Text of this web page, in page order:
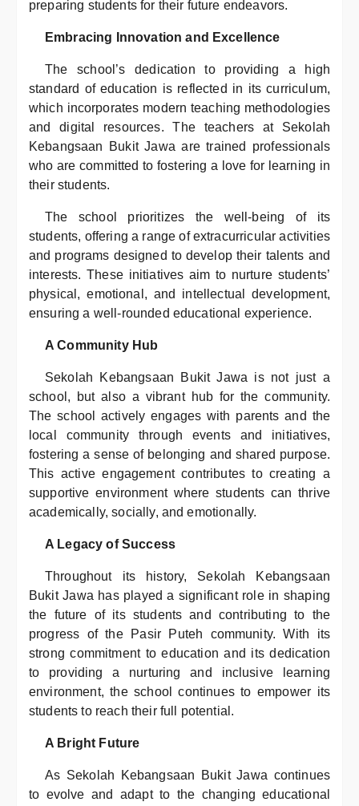
preparing students for their future endeavors.
Embracing Innovation and Excellence
The school’s dedication to providing a high
standard of education is reflected in its curriculum,
which incorporates modern teaching methodologies
and digital resources. The teachers at Sekolah
Kebangsaan Bukit Jawa are trained professionals
who are committed to fostering a love for learning in
their students.
The school prioritizes the well-being of its
students, offering a range of extracurricular activities
and programs designed to develop their talents and
interests. These initiatives aim to nurture students’
physical, emotional, and intellectual development,
ensuring a well-rounded educational experience.
A Community Hub
Sekolah Kebangsaan Bukit Jawa is not just a
school, but also a vibrant hub for the community.
The school actively engages with parents and the
local community through events and initiatives,
fostering a sense of belonging and shared purpose.
This active engagement contributes to creating a
supportive environment where students can thrive
academically, socially, and emotionally.
A Legacy of Success
Throughout its history, Sekolah Kebangsaan
Bukit Jawa has played a significant role in shaping
the future of its students and contributing to the
progress of the Pasir Puteh community. With its
strong commitment to education and its dedication
to providing a nurturing and inclusive learning
environment, the school continues to empower its
students to reach their full potential.
A Bright Future
As Sekolah Kebangsaan Bukit Jawa continues
to evolve and adapt to the changing educational